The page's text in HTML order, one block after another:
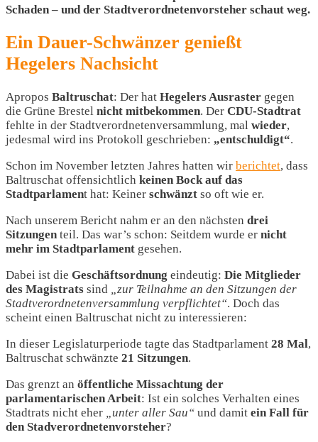
Schaden – und der Stadtverordnetenvorsteher schaut weg.
Ein Dauer-Schwänzer genießt
Hegelers Nachsicht
Apropos Baltruschat: Der hat Hegelers Ausraster gegen
die Grüne Brestel nicht mitbekommen. Der CDU-Stadtrat
fehlte in der Stadtverordnetenversammlung, mal wieder,
jedesmal wird ins Protokoll geschrieben: „entschuldigt“.
Schon im November letzten Jahres hatten wir berichtet, dass
Baltruschat offensichtlich keinen Bock auf das
Stadtparlament hat: Keiner schwänzt so oft wie er.
Nach unserem Bericht nahm er an den nächsten drei
Sitzungen teil. Das war’s schon: Seitdem wurde er nicht
mehr im Stadtparlament gesehen.
Dabei ist die Geschäftsordnung eindeutig: Die Mitglieder
des Magistrats sind
„zur Teilnahme an den Sitzungen der
Stadtverordnetenversammlung verpflichtet“. Doch das
scheint einen Baltruschat nicht zu interessieren:
In dieser Legislaturperiode tagte das Stadtparlament 28 Mal,
Baltruschat schwänzte 21 Sitzungen.
Das grenzt an öffentliche Missachtung der
parlamentarischen Arbeit: Ist ein solches Verhalten eines
Stadtrats nicht eher
„unter aller Sau“ und damit ein Fall für
den Stadverordnetenvorsteher?